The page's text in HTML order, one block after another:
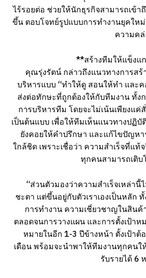
ไร้รอยต่อ ช่วยให้นักธุรกิจสามารถเข้า
ขึ้น ตอบโจทย์รูปแบบการทำงานยุคใหม่
ความคล่
**สร้างทีมให้แข็งแ
คุณรุ่งรัตน์ กล่าวถึงแนวทางการสร้
บริหารแบบ “ทำให้ดู สอนให้ทำ และ
ส่งต่อทักษะที่ถูกต้องให้กับทีมงาน ทั้ง
การบริหารทีม โดยจะไม่เน้นเพียงแค่
เป็นต้นแบบ เพื่อให้ทีมเห็นแนวทางปฏิ
ยังคอยให้คำปรึกษา และแก้ไขปัญห
ใกล้ชิด เพราะเชื่อว่า ความสำเร็จที่แ
ทุกคนสามารถเติบ
“ส่วนตัวมองว่าความสำเร็จเหล่านี้
ชะตา แต่ขึ้นอยู่กับตัวเราเองเป็นหลัก
การทำงาน ความเชี่ยวชาญในสิน
ตลอดจนการวางแผน และการตั้งเป้าห
หมายในอีก 1-3 ปีข้างหน้า ตั้งเป้าต้
เดือน พร้อมจะนำพาให้ทีมงานทุกคนใ
รับรายได้ 6